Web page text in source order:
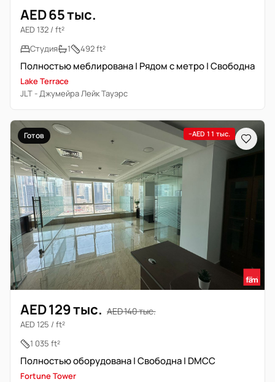
AED 65 тыс.
AED 132 / ft²
Студия
1 492 ft²
Полностью меблирована | Рядом с метро | Свободна
Lake Terrace
JLT - Джумейра Лейк Тауэрс
Готов −AED 11 тыс.
AED 129 тыс. AED 140 тыс.
AED 125 / ft²
1 035 ft²
Полностью оборудована | Свободна | DMCC
Fortune Tower